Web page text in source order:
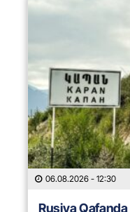
06.08.2026 - 12:30
Rusiya